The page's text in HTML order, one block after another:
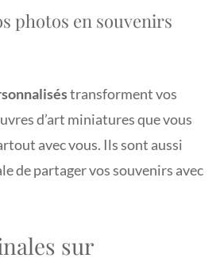
photos en souvenirs
transforment vos
d’art miniatures que vous
avec vous. Ils sont aussi
de partager vos souvenirs avec
sur